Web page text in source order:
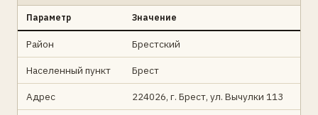
Параметр Значение
Район Брестский
Населенный пункт Брест
Адрес 224026, г. Брест, ул. Вычулки 113